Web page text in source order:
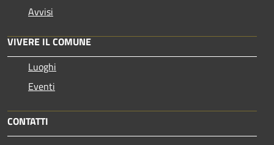
Avvisi
VIVERE IL COMUNE
Luoghi
Eventi
CONTATTI